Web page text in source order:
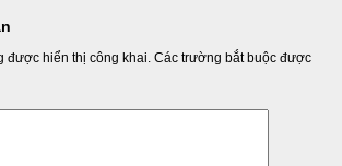
được hiển thị công khai. Các trường bắt buộc được